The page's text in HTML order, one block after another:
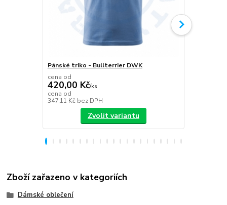
Pánské triko - Bullterrier DWK
cena od
420,00 Kč/ks
cena od
347,11 Kč bez DPH
Zvolit variantu
Zboží zařazeno v kategoriích
Dámské oblečení